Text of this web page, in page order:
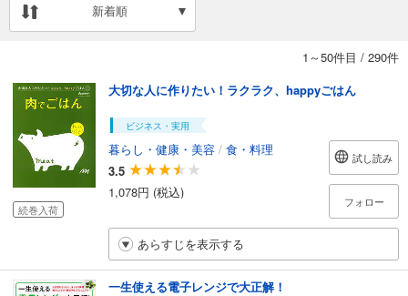
新着順
1～50件目 / 290件
続巻入荷
大切な人に作りたい！ラクラク、happyごはん
ビジネス・実用
暮らし・健康・美容 / 食・料理
3.5
1,078円 (税込)
試し読み
フォロー
あらすじを表示する
一生使える電子レンジで大正解！